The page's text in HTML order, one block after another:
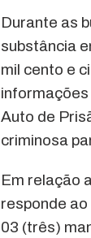
Durante as
substância
mil cento e
Auto de
criminosa
Em relação
responde
03 (três)